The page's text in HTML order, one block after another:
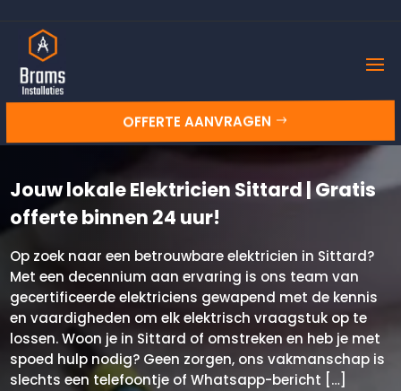
OFFERTE AANVRAGEN
Jouw lokale Elektricien Sittard | Gratis
offerte binnen 24 uur!
Op zoek naar een betrouwbare elektricien in Sittard?
Met een decennium aan ervaring is ons team van
gecertificeerde elektriciens gewapend met de kennis
en vaardigheden om elk elektrisch vraagstuk op te
lossen. Woon je in Sittard of omstreken en heb je met
spoed hulp nodig? Geen zorgen, ons vakmanschap is
slechts een telefoontje of Whatsapp-bericht […]